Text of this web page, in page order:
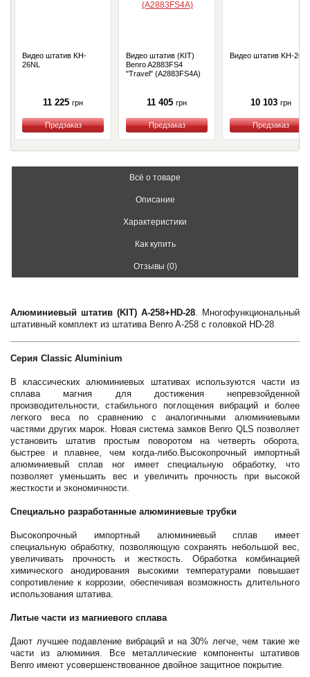
Видео штатив KH-
26NL
11 225 грн
Купить
Видео штатив (KIT)
Benro A2883FS4
"Travel" (A2883FS4A)
11 405 грн
Купить
Видео штатив KH-26P
10 103 грн
Купить
Всё о товаре
Описание
Характеристики
Как купить
Отзывы (0)
Алюминиевый штатив (KIT) A-258+HD-28. Многофункциональный
штативный комплект из штатива Benro A-258 с головкой HD-28
Серия Classic Aluminium
В классических алюминиевых штативах используются части из
сплава магния для достижения непревзойденной
производительности, стабильного поглощения вибраций и более
легкого веса по сравнению с аналогичными алюминиевыми
частями других марок. Новая система замков Benro QLS позволяет
установить штатив простым поворотом на четверть оборота,
быстрее и плавнее, чем когда-либо.Высокопрочный импортный
алюминиевый сплав ног имеет специальную обработку, что
позволяет уменьшить вес и увеличить прочность при высокой
жесткости и экономичности.
Специально разработанные алюминиевые трубки
Высокопрочный импортный алюминиевый сплав имеет
специальную обработку, позволяющую сохранять небольшой вес,
увеличивать прочность и жесткость. Обработка комбинацией
химического анодирования высокими температурами повышает
сопротивление к коррозии, обеспечивая возможность длительного
использования штатива.
Литые части из магниевого сплава
Дают лучшее подавление вибраций и на 30% легче, чем такие же
части из алюминия. Все металлические компоненты штативов
Benro имеют усовершенствованное двойное защитное покрытие.